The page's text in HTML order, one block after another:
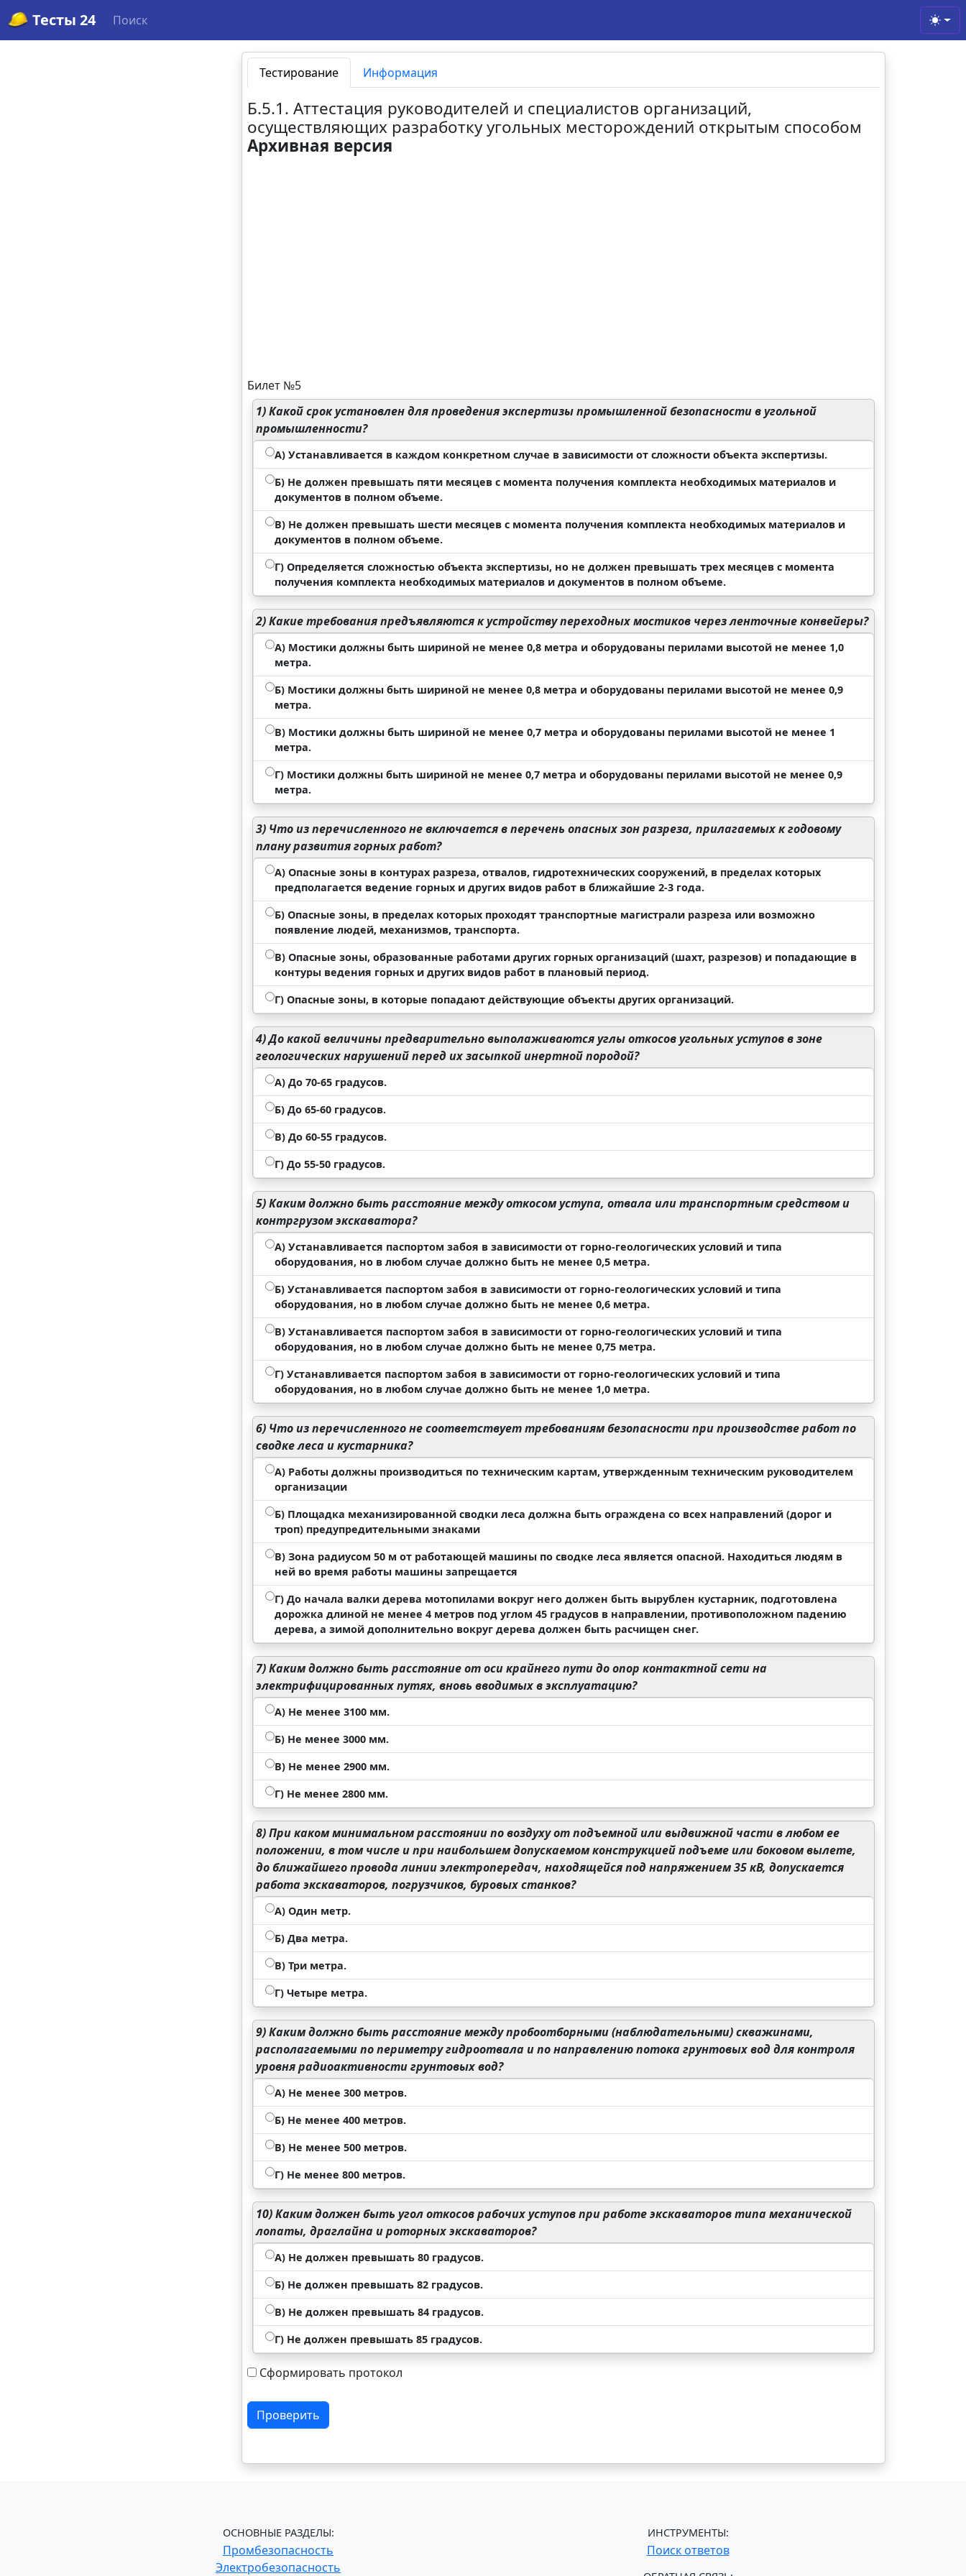
Тесты 24 Поиск
Тестирование Информация
Б.5.1. Аттестация руководителей и специалистов организаций,
осуществляющих разработку угольных месторождений открытым способом
Архивная версия
Билет №5
1)Какой срок установлен для проведения экспертизы промышленной безопасности в угольной
промышленности?
А) Устанавливается в каждом конкретном случае в зависимости от сложности объекта экспертизы.
Б) Не должен превышать пяти месяцев с момента получения комплекта необходимых материалов и
документов в полном объеме.
В) Не должен превышать шести месяцев с момента получения комплекта необходимых материалов и
документов в полном объеме.
Г) Определяется сложностью объекта экспертизы, но не должен превышать трех месяцев с момента
получения комплекта необходимых материалов и документов в полном объеме.
2)Какие требования предъявляются к устройству переходных мостиков через ленточные конвейеры?
А) Мостики должны быть шириной не менее 0,8 метра и оборудованы перилами высотой не менее 1,0
метра.
Б) Мостики должны быть шириной не менее 0,8 метра и оборудованы перилами высотой не менее 0,9
метра.
В) Мостики должны быть шириной не менее 0,7 метра и оборудованы перилами высотой не менее 1
метра.
Г) Мостики должны быть шириной не менее 0,7 метра и оборудованы перилами высотой не менее 0,9
метра.
3) Что из перечисленного не включается в перечень опасных зон разреза, прилагаемых к годовому
плану развития горных работ?
А) Опасные зоны в контурах разреза, отвалов, гидротехнических сооружений, в пределах которых
предполагается ведение горных и других видов работ в ближайшие 2-3 года.
Б) Опасные зоны, в пределах которых проходят транспортные магистрали разреза или возможно
появление людей, механизмов, транспорта.
В) Опасные зоны, образованные работами других горных организаций (шахт, разрезов) и попадающие в
контуры ведения горных и других видов работ в плановый период.
Г) Опасные зоны, в которые попадают действующие объекты других организаций.
4)До какой величины предварительно выполаживаются углы откосов угольных уступов в зоне
геологических нарушений перед их засыпкой инертной породой?
А) До 70-65 градусов.
Б) До 65-60 градусов.
В) До 60-55 градусов.
Г) До 55-50 градусов.
5)Каким должно быть расстояние между откосом уступа, отвала или транспортным средством и
контргрузом экскаватора?
А) Устанавливается паспортом забоя в зависимости от горно-геологических условий и типа
оборудования, но в любом случае должно быть не менее 0,5 метра.
Б) Устанавливается паспортом забоя в зависимости от горно-геологических условий и типа
оборудования, но в любом случае должно быть не менее 0,6 метра.
В) Устанавливается паспортом забоя в зависимости от горно-геологических условий и типа
оборудования, но в любом случае должно быть не менее 0,75 метра.
Г) Устанавливается паспортом забоя в зависимости от горно-геологических условий и типа
оборудования, но в любом случае должно быть не менее 1,0 метра.
6) Что из перечисленного не соответствует требованиям безопасности при производстве работ по
сводке леса и кустарника?
А) Работы должны производиться по техническим картам, утвержденным техническим руководителем
организации
Б) Площадка механизированной сводки леса должна быть ограждена со всех направлений (дорог и
троп) предупредительными знаками
В) Зона радиусом 50 м от работающей машины по сводке леса является опасной. Находиться людям в
ней во время работы машины запрещается
Г) До начала валки дерева мотопилами вокруг него должен быть вырублен кустарник, подготовлена
дорожка длиной не менее 4 метров под углом 45 градусов в направлении, противоположном падению
дерева, а зимой дополнительно вокруг дерева должен быть расчищен снег.
7)Каким должно быть расстояние от оси крайнего пути до опор контактной сети на
электрифицированных путях, вновь вводимых в эксплуатацию?
А) Не менее 3100 мм.
Б) Не менее 3000 мм.
В) Не менее 2900 мм.
Г) Не менее 2800 мм.
8)При каком минимальном расстоянии по воздуху от подъемной или выдвижной части в любом ее
положении, в том числе и при наибольшем допускаемом конструкцией подъеме или боковом вылете,
до ближайшего провода линии электропередач, находящейся под напряжением 35 кВ, допускается
работа экскаваторов, погрузчиков, буровых станков?
А) Один метр.
Б) Два метра.
В) Три метра.
Г) Четыре метра.
9)Каким должно быть расстояние между пробоотборными (наблюдательными) скважинами,
располагаемыми по периметру гидроотвала и по направлению потока грунтовых вод для контроля
уровня радиоактивности грунтовых вод?
А) Не менее 300 метров.
Б) Не менее 400 метров.
В) Не менее 500 метров.
Г) Не менее 800 метров.
10)Каким должен быть угол откосов рабочих уступов при работе экскаваторов типа механической
лопаты, драглайна и роторных экскаваторов?
А) Не должен превышать 80 градусов.
Б) Не должен превышать 82 градусов.
В) Не должен превышать 84 градусов.
Г) Не должен превышать 85 градусов.
Сформировать протокол
Проверить
ОСНОВНЫЕ РАЗДЕЛЫ:
Промбезопасность
Электробезопасность
ИНСТРУМЕНТЫ:
Поиск ответов